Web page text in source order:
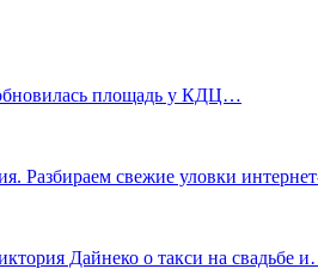
площадь у КДЦ…
Разбираем свежие уловки
Дайнеко о такси на свадьбе